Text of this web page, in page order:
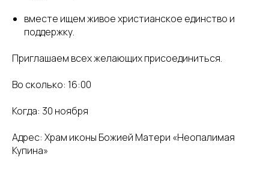
вместе ищем живое христианское единство и
поддержку.
Приглашаем всех желающих присоединиться.
Во сколько: 16:00
Когда: 30 ноября
Адрес: Храм иконы Божией Матери «Неопалимая
Купина»